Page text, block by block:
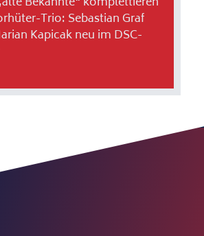
Trio: Sebastian Graf
Kapicak neu im DSC-